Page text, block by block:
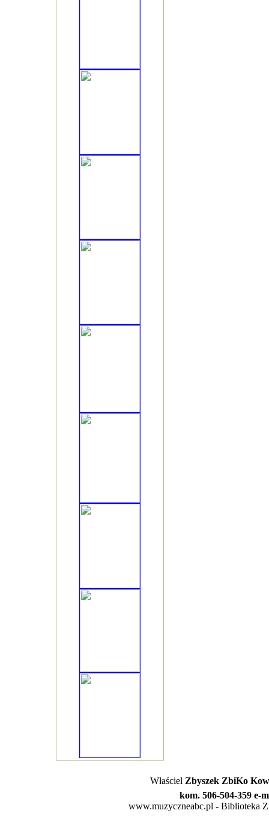
Właściel Zbyszek ZbiKo
kom. 506-504-359 e-
www.muzyczneabc.pl - Biblioteka